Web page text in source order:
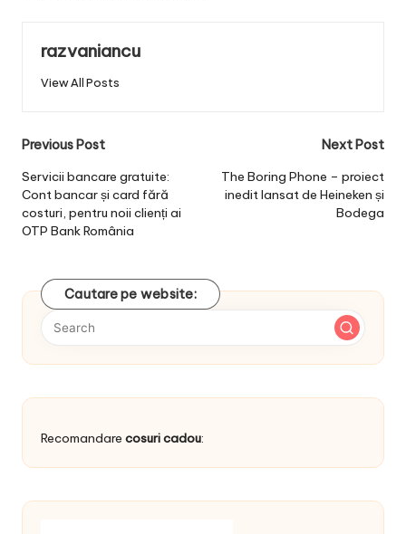
razvaniancu
View All Posts
Post
navigation
Previous Post
Servicii bancare gratuite:
Cont bancar și card fără
costuri, pentru noii clienți ai
OTP Bank România
Next Post
The Boring Phone – proiect
inedit lansat de Heineken și
Bodega
Cautare pe website:
Recomandare cosuri cadou: